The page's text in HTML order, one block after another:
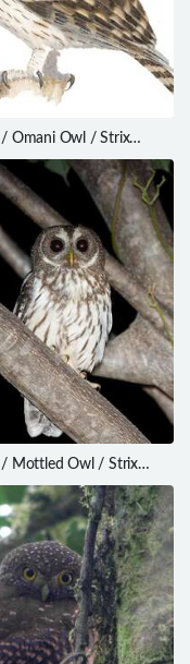
Omani Owl / Strix
Mottled Owl / Strix